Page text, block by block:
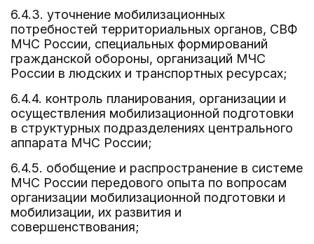
6.4.3. уточнение мобилизационных
потребностей территориальных органов, СВФ
МЧС России, специальных формирований
гражданской обороны, организаций МЧС
России в людских и транспортных ресурсах;
6.4.4. контроль планирования, организации и
осуществления мобилизационной подготовки
в структурных подразделениях центрального
аппарата МЧС России;
6.4.5. обобщение и распространение в системе
МЧС России передового опыта по вопросам
организации мобилизационной подготовки и
мобилизации, их развития и
совершенствования;